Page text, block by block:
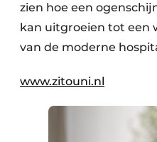
zien hoe een
kan uitgroeien tot een
van de moderne
www.zitouni.nl